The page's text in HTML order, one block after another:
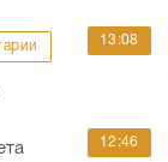
13:08
12:46